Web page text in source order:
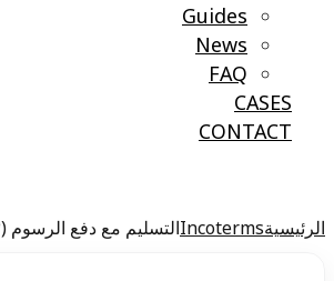
Guides
News
FAQ
CASES
CONTACT
الرئيسيةIncotermsالتسليم مع دفع الرسوم (DDP) بموجب Incoterms®: المعنى القانوني، المسؤوليات، وانتقال المخاطر